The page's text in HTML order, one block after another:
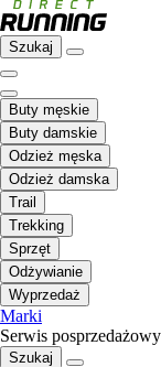
Szukaj
Buty męskie
Buty damskie
Odzież męska
Odzież damska
Trail
Trekking
Sprzęt
Odżywianie
Wyprzedaż
Marki
Serwis
Szukaj